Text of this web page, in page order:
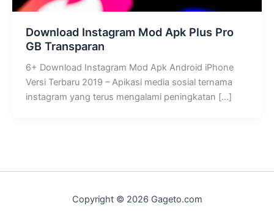
Download Instagram Mod Apk Plus Pro
GB Transparan
6+ Download Instagram Mod Apk Android iPhone
Versi Terbaru 2019 – Apikasi media sosial ternama
instagram yang terus mengalami peningkatan […]
Copyright © 2026 Gageto.com